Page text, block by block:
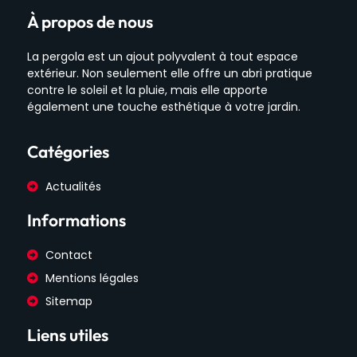
À propos de nous
La pergola est un ajout polyvalent à tout espace
extérieur. Non seulement elle offre un abri pratique
contre le soleil et la pluie, mais elle apporte
également une touche esthétique à votre jardin.
Catégories
Actualités
Informations
Contact
Mentions légales
Sitemap
Liens utiles